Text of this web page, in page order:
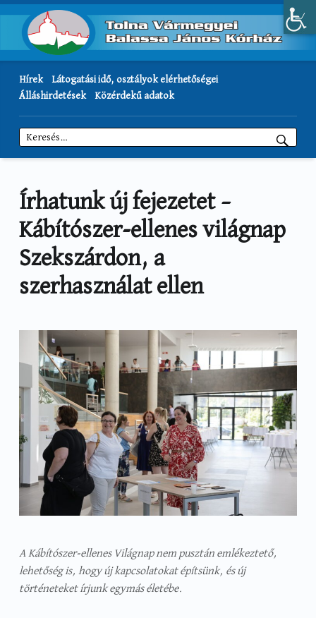
Hírek
Látogatási idő, osztályok elérhetőségei
Álláshirdetések
Közérdekű adatok
Keresés:
Írhatunk új fejezetet –
Kábítószer-ellenes világnap
Szekszárdon, a
szerhasználat ellen
A Kábítószer-ellenes Világnap nem pusztán emlékeztető,
lehetőség is, hogy új kapcsolatokat építsünk, és új
történeteket írjunk egymás életébe.